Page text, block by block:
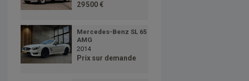
29 500 €
Mercedes-Benz SL 65
AMG
2014
Prix sur demande